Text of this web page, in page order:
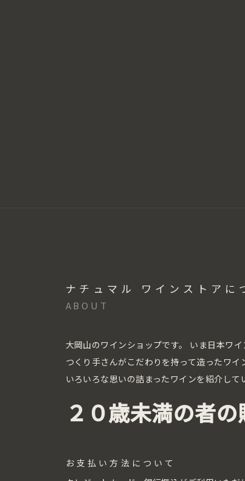
ナチュマル ワインストアに
ABOUT
大岡山のワインショップです。
いま日本ワイ
つくり手さんがこだわりを持って造ったワ
いろいろな思いの詰まったワインを紹介して
２０歳未満の者
お支払い方法について